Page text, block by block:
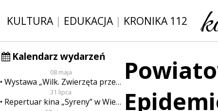
KULTURA| EDUKACJA| KRONIKA 112
Kalendarz wydarzeń
08 maja
Wystawa „Wilk. Zwierzęta przeklęte”
31 lipca
Repertuar kina „Syreny” w Wieluniu w dn. od 31 lipca do 6 sierpnia